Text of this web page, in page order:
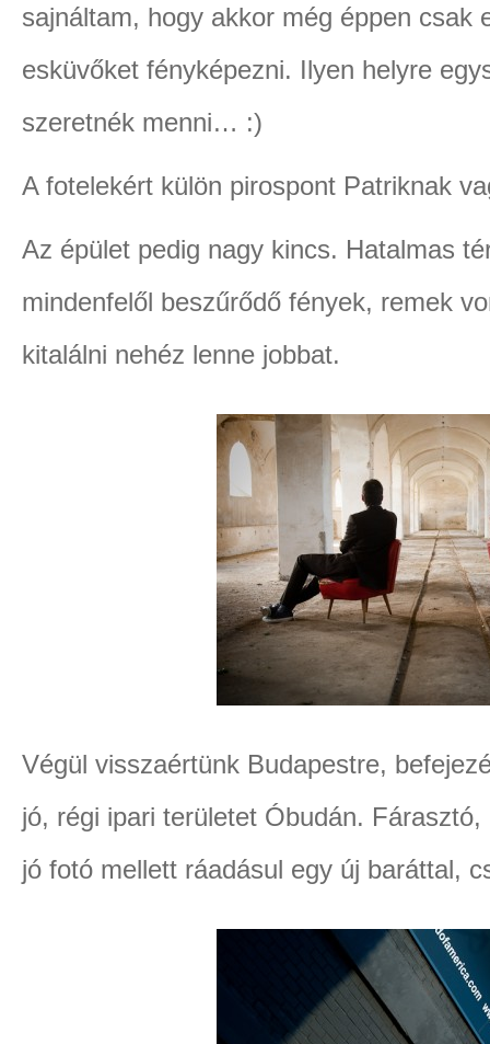
sajnáltam, hogy akkor még éppen csak
esküvőket fényképezni. Ilyen helyre
szeretnék menni… :)
A fotelekért külön pirospont Patriknak
Az épület pedig nagy kincs. Hatalmas
mindenfelől beszűrődő fények, remek
kitalálni nehéz lenne jobbat.
Végül visszaértünk Budapestre,
jó, régi ipari területet Óbudán.
jó fotó mellett ráadásul egy új baráttal,